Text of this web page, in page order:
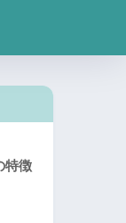
特徴